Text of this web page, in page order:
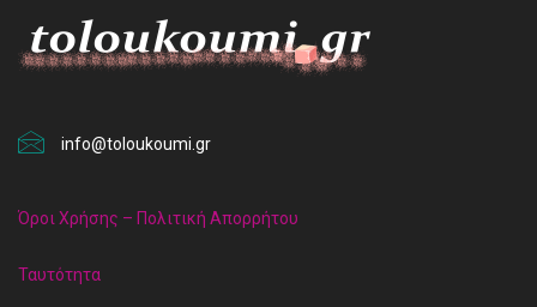
info@toloukoumi.gr
Όροι Χρήσης – Πολιτική Απορρήτου
Ταυτότητα